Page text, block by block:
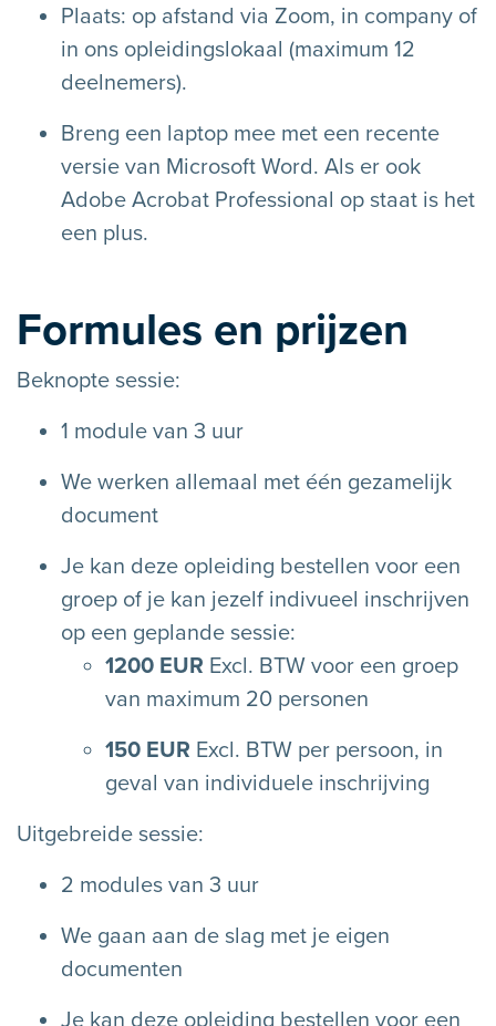
Plaats: op afstand via Zoom, in company of
in ons opleidingslokaal (maximum 12
deelnemers).
Breng een laptop mee met een recente
versie van Microsoft Word. Als er ook
Adobe Acrobat Professional op staat is het
een plus.
Formules en prijzen
Beknopte sessie:
1 module van 3 uur
We werken allemaal met één gezamelijk
document
Je kan deze opleiding bestellen voor een
groep of je kan jezelf indivueel inschrijven
op een geplande sessie:
1200 EUR Excl. BTW voor een groep
van maximum 20 personen
150 EUR Excl. BTW per persoon, in
geval van individuele inschrijving
Uitgebreide sessie:
2 modules van 3 uur
We gaan aan de slag met je eigen
documenten
Je kan deze opleiding bestellen voor een